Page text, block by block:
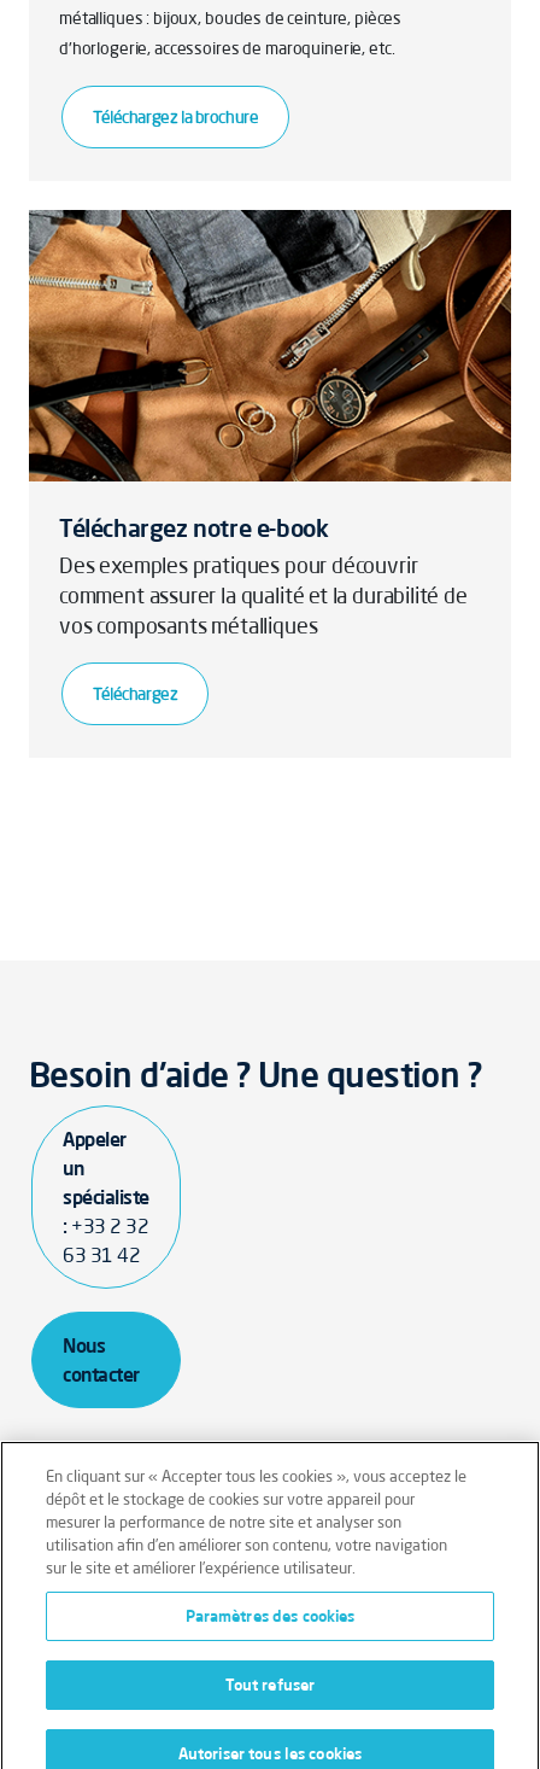
métalliques : bijoux, boucles de ceinture, pièces
d'horlogerie, accessoires de maroquinerie, etc.
Téléchargez la brochure
Téléchargez notre e-book
Des exemples pratiques pour découvrir
comment assurer la qualité et la durabilité de
vos composants métalliques
Téléchargez
Besoin d'aide ? Une question ?
Appeler
un
spécialiste
: +33 2 32
63 31 42
Nous
contacter
Mentions légales
Conditions générales
Données personnelles
Données personnelles – Volontaires
Cookies
En cliquant sur « Accepter tous les cookies », vous acceptez le
dépôt et le stockage de cookies sur votre appareil pour
mesurer la performance de notre site et analyser son
utilisation afin d’en améliorer son contenu, votre navigation
sur le site et améliorer l’expérience utilisateur.
Paramètres des cookies
Tout refuser
Autoriser tous les cookies